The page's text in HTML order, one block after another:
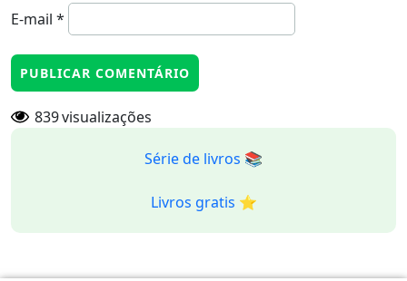
E-mail *
839visualizações
Série de livros 📚
Livros gratis ⭐️